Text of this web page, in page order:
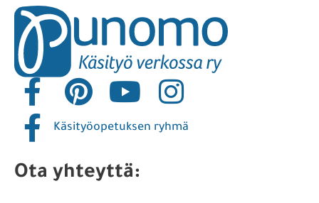
Käsityöopetuksen ryhmä
Ota yhteyttä: